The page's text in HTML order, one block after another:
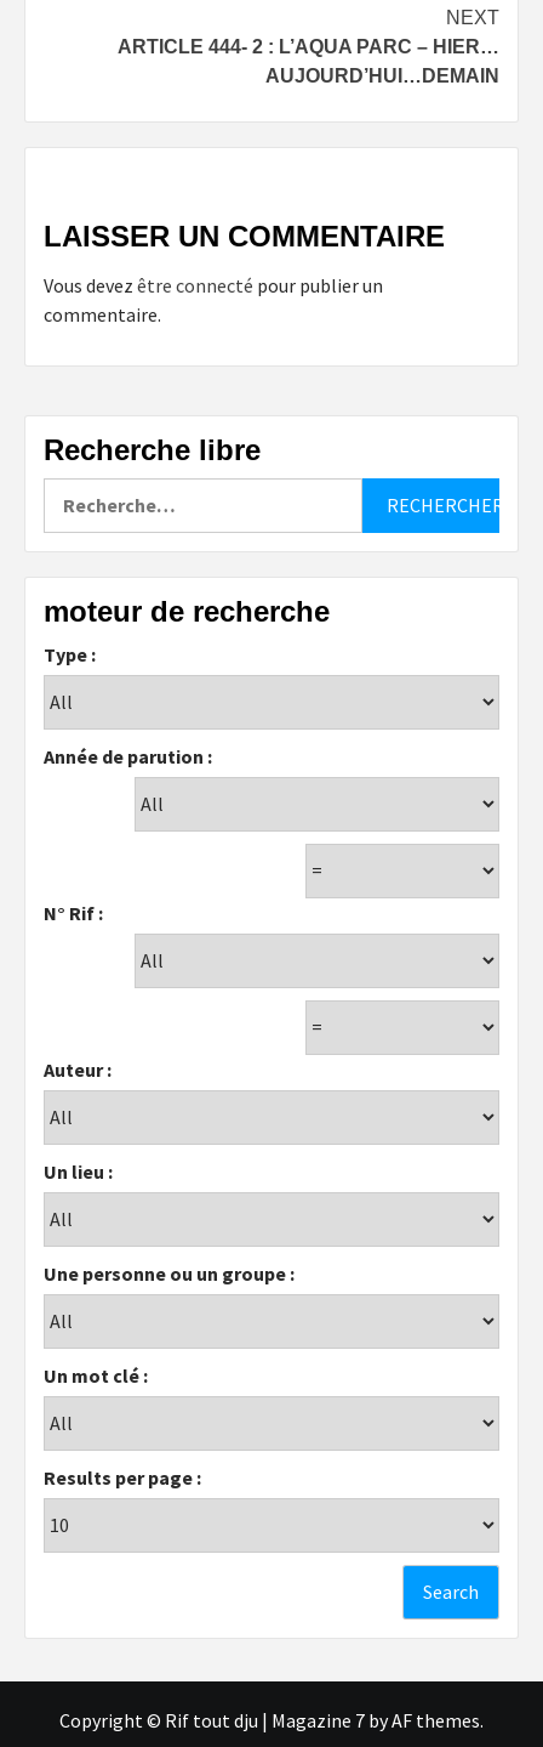
NEXT
ARTICLE 444- 2 : L’AQUA PARC – HIER…
AUJOURD’HUI…DEMAIN
LAISSER UN COMMENTAIRE
Vous devez être connecté pour publier un
commentaire.
Recherche libre
moteur de recherche
Type :
Année de parution :
N° Rif :
Auteur :
Un lieu :
Une personne ou un groupe :
Un mot clé :
Results per page :
Copyright © Rif tout dju | Magazine 7 by AF themes.